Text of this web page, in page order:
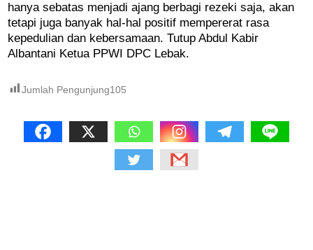
hanya sebatas menjadi ajang berbagi rezeki saja, akan
tetapi juga banyak hal-hal positif mempererat rasa
kepedulian dan kebersamaan. Tutup Abdul Kabir
Albantani Ketua PPWI DPC Lebak.
Jumlah Pengunjung105